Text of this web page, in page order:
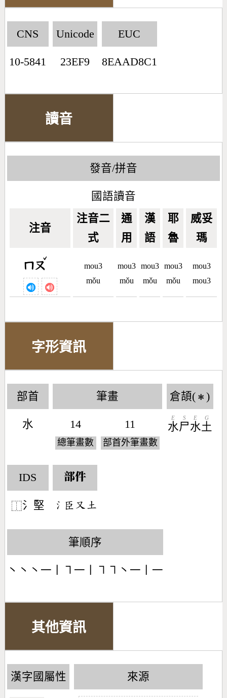
CNS
10-5841
Unicode
23EF9
EUC
8EAAD8C1
讀音
發音/拼音
國語讀音
注音
注音二
式
通
用
漢
語
耶
魯
威妥
瑪
ㄇㄡ
ˇ
mou3
mǒu
mou3
mǒu
mou3
mǒu
mou3
mǒu
mou3
mou3
字形資訊
部首
水
筆畫
14
總筆畫數
11
部首外筆畫數
倉頡( ✱ )
水
E
尸
S
水
E
土
G
IDS
⿰氵堅
部件
󶄔󶅦󶁓󶁢
筆順序
丶丶丶一丨㇕一丨㇕㇕丶一丨一
其他資訊
漢字國屬性 來源